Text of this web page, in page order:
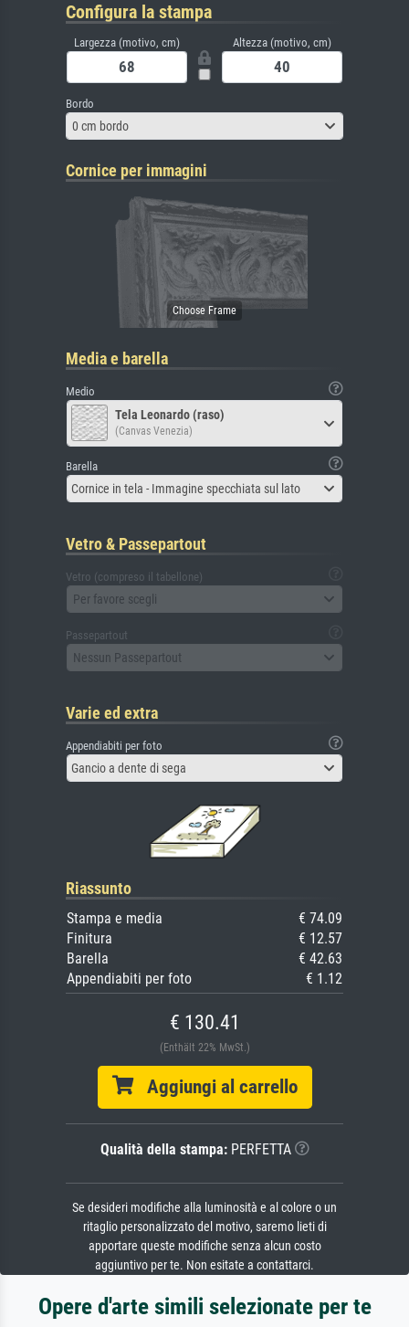
Configura la stampa
Largezza (motivo, cm) Altezza (motivo, cm)
Bordo
0 cm bordo
Cornice per immagini
Media e barella
Medio
Tela Leonardo (raso)
(Canvas Venezia)
Barella
Cornice in tela - Immagine specchiata sul lato
Vetro & Passepartout
Vetro (compreso il tabellone)
Per favore scegli
Passepartout
Nessun Passepartout
Varie ed extra
Appendiabiti per foto
Gancio a dente di sega
Riassunto
Stampa e media
€ 74.09
Finitura
€ 12.57
Barella
€ 42.63
Appendiabiti per foto
€ 1.12
€ 130.41
(Enthält 22% MwSt.)
Aggiungi al carrello
Qualità della stampa:PERFETTA
Se desideri modifiche alla luminosità e al colore o un
ritaglio personalizzato del motivo, saremo lieti di
apportare queste modifiche senza alcun costo
aggiuntivo per te. Non esitate a contattarci.
Opere d'arte simili selezionate per te